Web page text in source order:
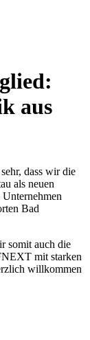
aus
dass wir die
als neuen
Bad
somit auch die
mit starken
willkommen